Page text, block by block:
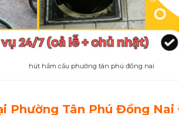
hút hầm cầu phường tân phú đồng nai
Phường Tân Phú Đồng